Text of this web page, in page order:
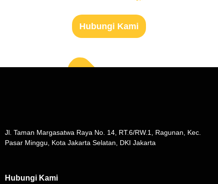
Hubungi Kami
Jl. Taman Margasatwa Raya No. 14, RT.6/RW.1, Ragunan, Kec.
Pasar Minggu, Kota Jakarta Selatan, DKI Jakarta
Hubungi Kami